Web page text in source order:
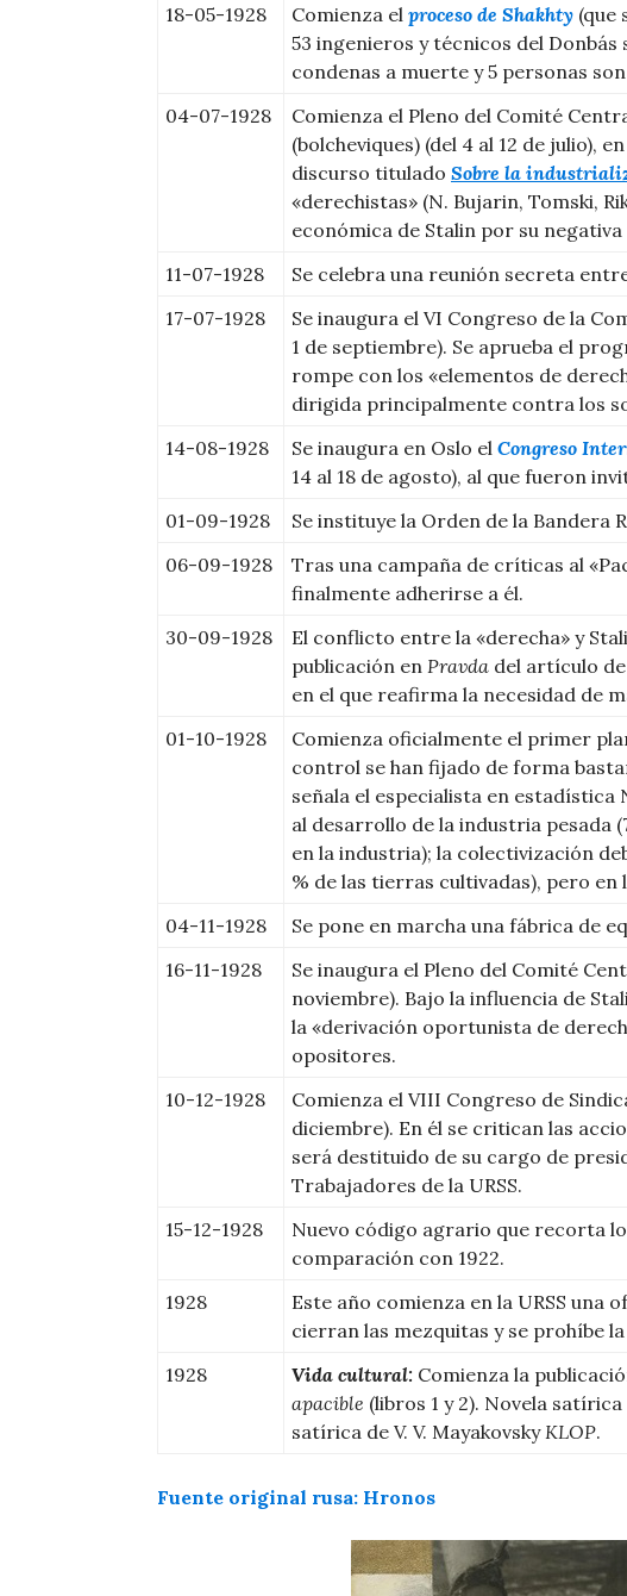
18-05-1928
Comienza el proceso de Shakhty (que
53 ingenieros y técnicos del Donbás
condenas a muerte y 5 personas
04-07-1928
Comienza el Pleno del Comité
(bolcheviques) (del 4 al 12 de julio),
discurso titulado Sobre la
«derechistas» (N. Bujarin, Tomski,
económica de Stalin por su
11-07-1928
Se celebra una reunión secreta
17-07-1928
Se inaugura el VI Congreso de la
1 de septiembre). Se aprueba el
rompe con los «elementos de
dirigida principalmente contra los
14-08-1928
Se inaugura en Oslo el Congreso
14 al 18 de agosto), al que fueron
01-09-1928
Se instituye la Orden de la Bandera
06-09-1928
Tras una campaña de críticas al
finalmente adherirse a él.
30-09-1928
El conflicto entre la «derecha» y
publicación en Pravda del artículo
en el que reafirma la necesidad de
01-10-1928
Comienza oficialmente el primer
control se han fijado de forma
señala el especialista en
al desarrollo de la industria pesada
en la industria); la colectivización
% de las tierras cultivadas), pero
04-11-1928
Se pone en marcha una fábrica de
16-11-1928
Se inaugura el Pleno del Comité
noviembre). Bajo la influencia de
la «derivación oportunista de
opositores.
10-12-1928
Comienza el VIII Congreso de
diciembre). En él se critican las
será destituido de su cargo de
Trabajadores de la URSS.
15-12-1928
Nuevo código agrario que recorta
comparación con 1922.
1928
Este año comienza en la URSS una
cierran las mezquitas y se prohíbe
1928
Vida cultural: Comienza la
apacible (libros 1 y 2). Novela
satírica de V. V. Mayakovsky KLOP.
Fuente original rusa: Hronos